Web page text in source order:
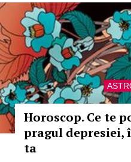
Horoscop. Ce te
pragul depresiei,
ta